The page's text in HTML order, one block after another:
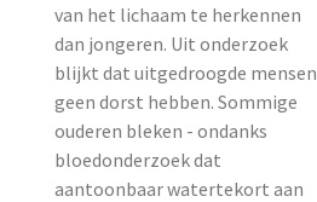
van het lichaam te herkennen
dan jongeren. Uit onderzoek
blijkt dat uitgedroogde mensen
geen dorst hebben. Sommige
ouderen bleken - ondanks
bloedonderzoek dat
aantoonbaar watertekort aan